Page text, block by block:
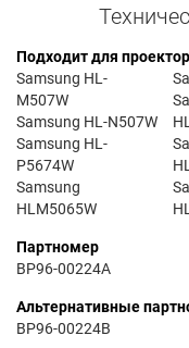
Подходит для
Samsung HL-
M507W
Samsung HL-N507W
Samsung HL-
P5674W
Samsung
HLM5065W
Партномер
BP96-00224A
Альтернативные
BP96-00224B